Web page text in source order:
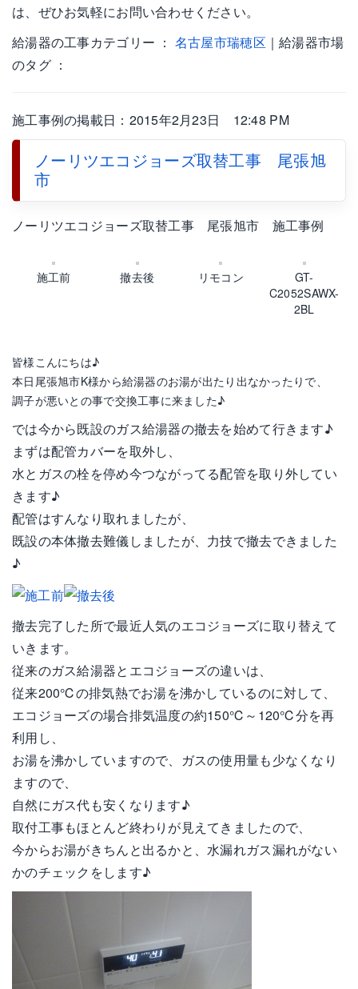
は、ぜひお気軽にお問い合わせください。
給湯器の工事カテゴリー ： 名古屋市瑞穂区 ｜給湯器市場
のタグ ：
施工事例の掲載日：2015年2月23日 12:48 PM
ノーリツエコジョーズ取替工事 尾張旭
市
ノーリツエコジョーズ取替工事 尾張旭市 施工事例
施工前 撤去後 リモコン
GT-
C2052SAWX-
2BL
皆様こんにちは♪
本日尾張旭市K様から給湯器のお湯が出たり出なかったりで、
調子が悪いとの事で交換工事に来ました♪
では今から既設のガス給湯器の撤去を始めて行きます♪
まずは配管カバーを取外し、
水とガスの栓を停め今つながってる配管を取り外してい
きます♪
配管はすんなり取れましたが、
既設の本体撤去難儀しましたが、力技で撤去できました
♪
撤去完了した所で最近人気のエコジョーズに取り替えて
いきます。
従来のガス給湯器とエコジョーズの違いは、
従来200℃の排気熱でお湯を沸かしているのに対して、
エコジョーズの場合排気温度の約150℃～120℃分を再
利用し、
お湯を沸かしていますので、ガスの使用量も少なくなり
ますので、
自然にガス代も安くなります♪
取付工事もほとんど終わりが見えてきましたので、
今からお湯がきちんと出るかと、水漏れガス漏れがない
かのチェックをします♪